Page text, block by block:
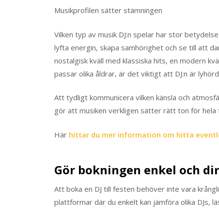
Musikprofilen sätter stämningen
Vilken typ av musik DJ:n spelar har stor
lyfta energin, skapa samhörighet och se till att
nostalgisk kväll med klassiska hits, en modern
passar olika åldrar, är det viktigt att DJ:n är
Att tydligt kommunicera vilken känsla och
gör att musiken verkligen sätter rätt ton för hela
Här hittar du mer information om hitta
Gör bokningen enkel och
Att boka en DJ till festen behöver inte vara
plattformar där du enkelt kan jämföra olika DJs,